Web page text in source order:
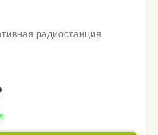
радиостанция